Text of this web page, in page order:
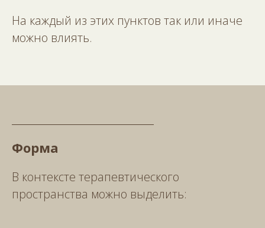
На каждый из этих пунктов так или иначе
можно влиять.
Форма
В контексте терапевтического
пространства можно выделить: